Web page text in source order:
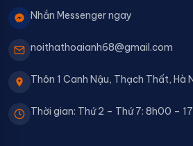
Nhắn Messenger ngay
noithathoaianh68@gmail.com
Thôn 1 Canh Nậu, Thạch Thất, Hà
Thời gian: Thứ 2 – Thứ 7: 8h00 –